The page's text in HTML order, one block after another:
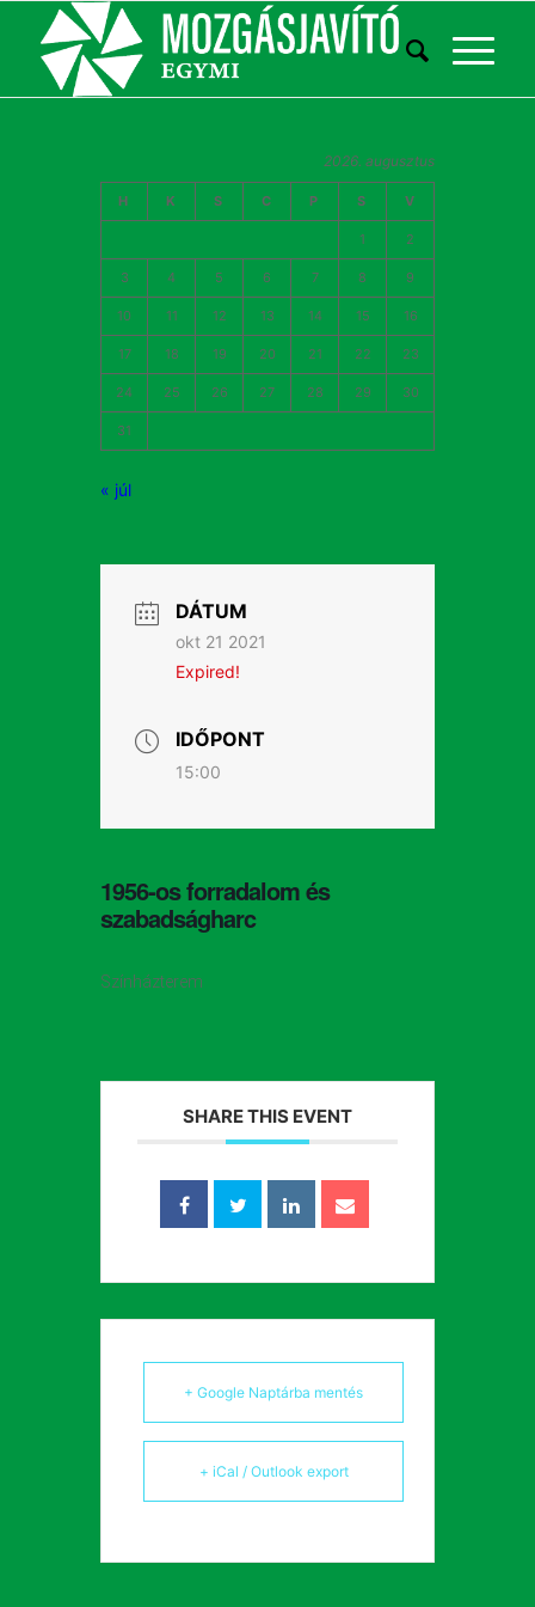
2026. augusztus
H K S C P S V
1 2
3 4 5 6 7 8 9
10 11 12 13 14 15 16
17 18 19 20 21 22 23
24 25 26 27 28 29 30
31
« júl
DÁTUM
okt 21 2021
Expired!
IDŐPONT
15:00
1956-os forradalom és
szabadságharc
Színházterem
SHARE THIS EVENT
+ Google Naptárba mentés
+ iCal / Outlook export